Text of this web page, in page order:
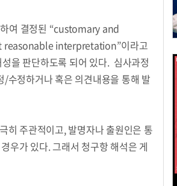
하여 결정된 “customary and
reasonable interpretation”이라고
을 판단하도록 되어 있다. 심사과정
수정하거나 혹은 의견내용을 통해 발
주관적이고, 발명자나 출원인은 통
우가 있다. 그래서 청구항 해석은 게